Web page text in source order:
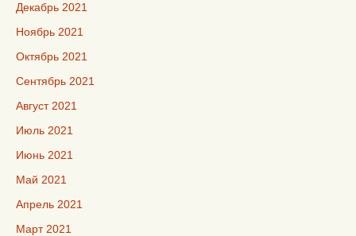
Декабрь 2021
Ноябрь 2021
Октябрь 2021
Сентябрь 2021
Август 2021
Июль 2021
Июнь 2021
Май 2021
Апрель 2021
Март 2021